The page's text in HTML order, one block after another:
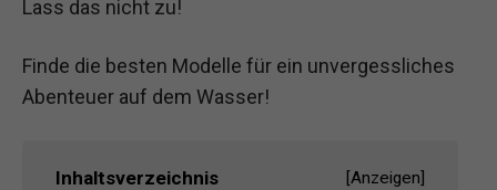
Lass das nicht zu!
Finde die besten Modelle für ein unvergessliches
Abenteuer auf dem Wasser!
Inhaltsverzeichnis [Anzeigen]